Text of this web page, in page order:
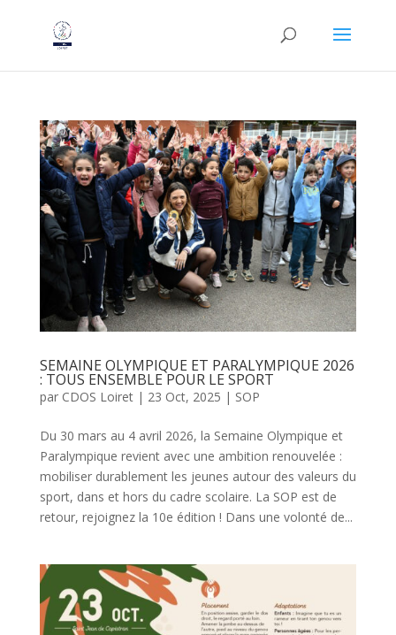
SEMAINE OLYMPIQUE ET PARALYMPIQUE 2026
: TOUS ENSEMBLE POUR LE SPORT
par CDOS Loiret| 23 Oct, 2025 | SOP
Du 30 mars au 4 avril 2026, la Semaine Olympique et
Paralympique revient avec une ambition renouvelée :
mobiliser durablement les jeunes autour des valeurs du
sport, dans et hors du cadre scolaire. La SOP est de
retour, rejoignez la 10e édition ! Dans une volonté de...